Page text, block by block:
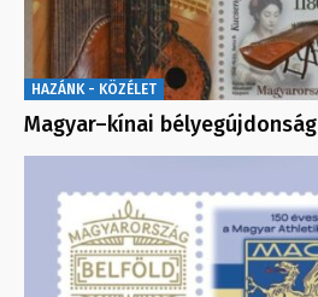
HAZÁNK - KÖZÉLET
Magyar–kínai bélyegújdonság